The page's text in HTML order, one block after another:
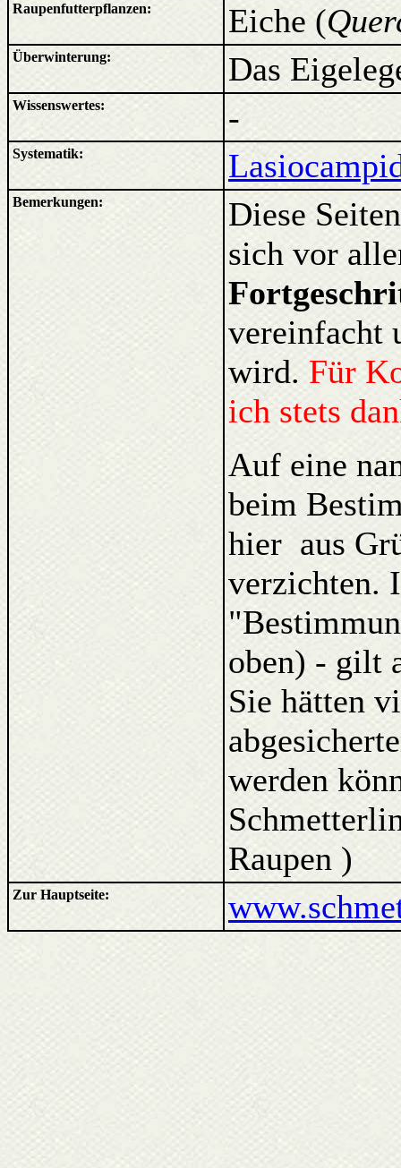
Raupenfutterpflanzen: Eiche (
Überwinterung: Das
Wissenswertes: -
Systematik:
Bemerkungen:
Diese
sich vor
vereinfacht
wird. Für
ich stets
Auf eine
beim
hier aus
verzichten.
oben) - gilt
Sie hätten
werden
Raupen )
Zur Hauptseite: